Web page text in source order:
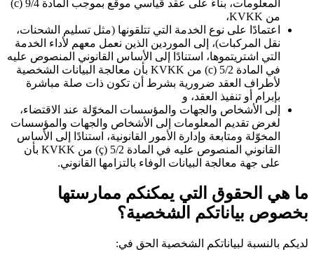
المعلومات، بناءً على عقد قياسي موقّع بموجب المادة 9/4 (c)
من KVKK،
اعتمادًا على نوع الخدمة التي تتلقونها (مثل تسليم الشحنات،
نقل المركبات)، إلى الموردين الذين نعمل معهم لأداء الخدمة
التي اشتريتموها، استنادًا إلى الأساس القانوني المنصوص عليه
في المادة 5/2 (c) من KVKK بأن معالجة البيانات الشخصية
لأطراف العقد ضرورية بشرط أن تكون ذات صلة مباشرة
بإبرام أو تنفيذ العقد، و
إلى الأشخاص والجهات والمؤسسات المخوّلة عند الاقتضاء،
لغرض تقديم المعلومات إلى الأشخاص والجهات والمؤسسات
المخوّلة ومتابعة وإدارة الأمور القانونية، استنادًا إلى الأساس
القانوني المنصوص عليه في المادة 5/2 (ç) من KVKK بأن
على جهة معالجة البيانات الوفاء بالتزامها القانوني.
ما هي الحقوق التي يمكنكم ممارستها
بخصوص بياناتكم الشخصية؟
لديكم بالنسبة لبياناتكم الشخصية الحق في: